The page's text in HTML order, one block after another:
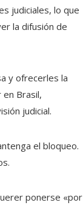
judiciales, lo que
la difusión de
y ofrecerles la
Brasil,
judicial.
el bloqueo.
ponerse «por